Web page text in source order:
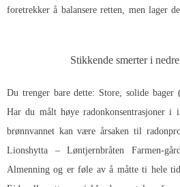
foretrekker å balansere retten, men lager
Stikkende smerter i
Du trenger bare dette: Store, solide
Har du målt høye radonkonsentrasjoner
brønnvannet kan være årsaken til
Lionshytta – Løntjernbråten Farmen-
Almenning og er føle av å måtte ti hele